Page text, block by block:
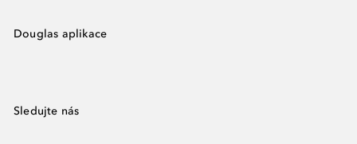
Douglas aplikace
Sledujte nás